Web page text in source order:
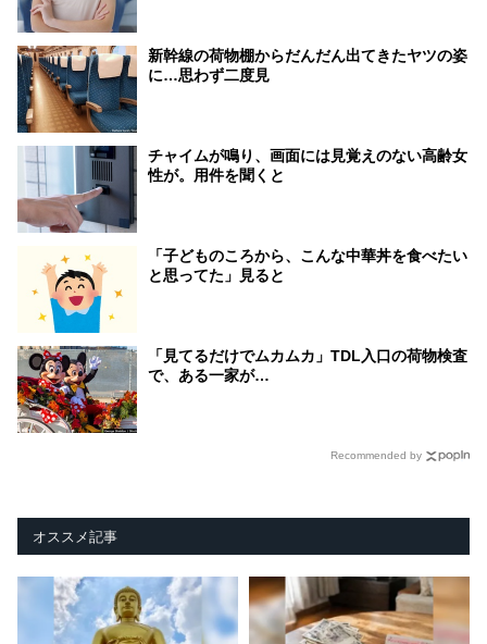
新幹線の荷物棚からだんだん出てきたヤツの姿
に…思わず二度見
チャイムが鳴り、画面には見覚えのない高齢女
性が。用件を聞くと
「子どものころから、こんな中華丼を食べたい
と思ってた」見ると
「見てるだけでムカムカ」TDL入口の荷物検査
で、ある一家が…
Recommended by
オススメ記事